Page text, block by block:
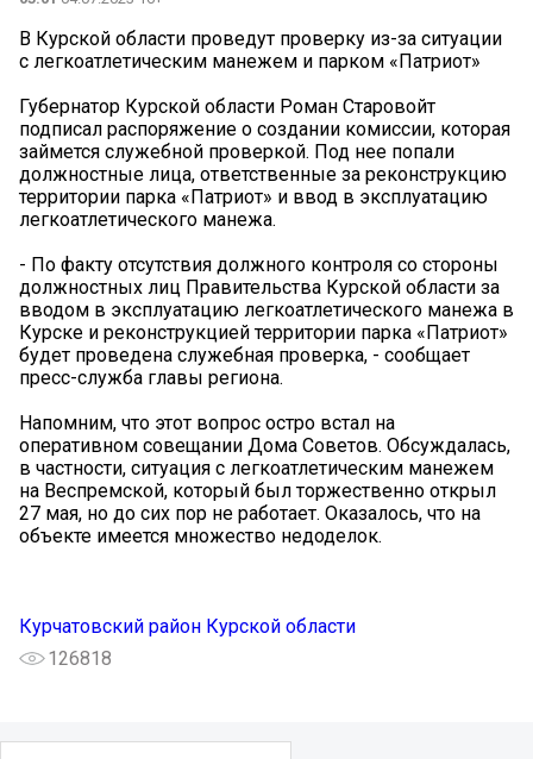
В Курской области проведут проверку из-за ситуации
с легкоатлетическим манежем и парком «Патриот»
Губернатор Курской области Роман Старовойт
подписал распоряжение о создании комиссии, которая
займется служебной проверкой. Под нее попали
должностные лица, ответственные за реконструкцию
территории парка «Патриот» и ввод в эксплуатацию
легкоатлетического манежа.
- По факту отсутствия должного контроля со стороны
должностных лиц Правительства Курской области за
вводом в эксплуатацию легкоатлетического манежа в
Курске и реконструкцией территории парка «Патриот»
будет проведена служебная проверка, - сообщает
пресс-служба главы региона.
Напомним, что этот вопрос остро встал на
оперативном совещании Дома Советов. Обсуждалась,
в частности, ситуация с легкоатлетическим манежем
на Веспремской, который был торжественно открыл
27 мая, но до сих пор не работает. Оказалось, что на
объекте имеется множество недоделок.
Курчатовский район Курской области
126818